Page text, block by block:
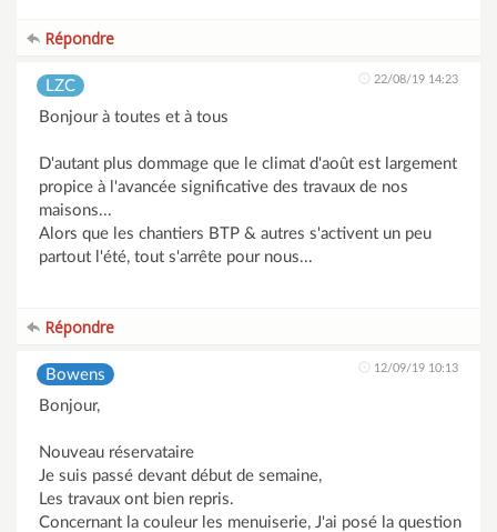
Répondre
LZC 22/08/19 14:23
Bonjour à toutes et à tous
D'autant plus dommage que le climat d'août est largement
propice à l'avancée significative des travaux de nos
maisons...
Alors que les chantiers BTP & autres s'activent un peu
partout l'été, tout s'arrête pour nous...
Répondre
Bowens 12/09/19 10:13
Bonjour,
Nouveau réservataire
Je suis passé devant début de semaine,
Les travaux ont bien repris.
Concernant la couleur les menuiserie, J'ai posé la question